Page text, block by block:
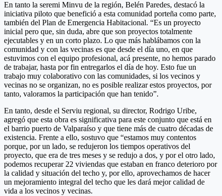
En tanto la seremi Minvu de la región, Belén Paredes, destacó la
iniciativa piloto que benefició a esta comunidad porteña como parte,
también del Plan de Emergencia Habitacional. “Es un proyecto
inicial pero que, sin duda, abre que son proyectos totalmente
ejecutables y en un corto plazo. Lo que más hablábamos con la
comunidad y con las vecinas es que desde el día uno, en que
estuvimos con el equipo profesional, acá presente, no hemos parado
de trabajar, hasta por fin entregarlos el día de hoy. Esto fue un
trabajo muy colaborativo con las comunidades, si los vecinos y
vecinas no se organizan, no es posible realizar estos proyectos, por
tanto, valoramos la participación que han tenido”.
En tanto, desde el Serviu regional, su director, Rodrigo Uribe,
agregó que esta obra es significativa para este conjunto que está en
el barrio puerto de Valparaíso y que tiene más de cuatro décadas de
existencia. Frente a ello, sostuvo que “estamos muy contentos
porque, por un lado, se redujeron los tiempos operativos del
proyecto, que era de tres meses y se redujo a dos, y por el otro lado,
podemos recuperar 22 viviendas que estaban en franco deterioro por
la calidad y situación del techo y, por ello, aprovechamos de hacer
un mejoramiento integral del techo que les dará mejor calidad de
vida a los vecinos y vecinas.